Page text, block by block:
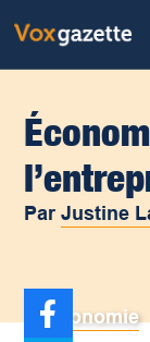
ParJustine
Économie